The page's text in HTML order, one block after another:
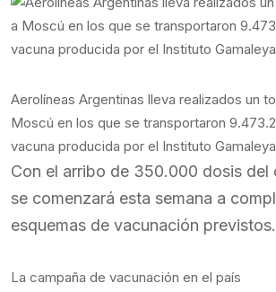
Aerolíneas Argentinas lleva realizados un
Moscú en los que se transportaron
vacuna producida por el Instituto
Con el arribo de 350.000 dosis del
se comenzará esta semana a
esquemas de vacunación previstos.
La campaña de vacunación en el país